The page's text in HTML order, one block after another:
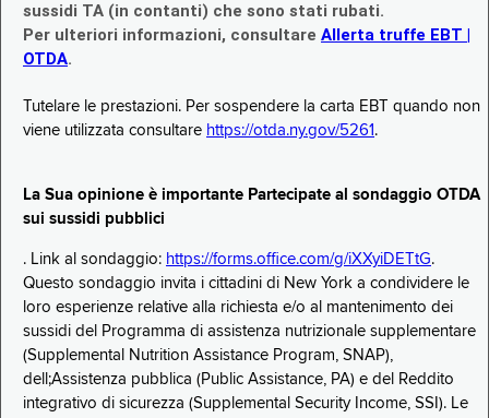
sussidi TA (in contanti) che sono stati rubati.
Per ulteriori informazioni, consultare Allerta truffe EBT |
OTDA.
Tutelare le prestazioni. Per sospendere la carta EBT quando non
viene utilizzata consultare https://otda.ny.gov/5261 .
La Sua opinione è importante Partecipate al sondaggio OTDA
sui sussidi pubblici
. Link al sondaggio: https://forms.office.com/g/iXXyiDETtG.
Questo sondaggio invita i cittadini di New York a condividere le
loro esperienze relative alla richiesta e/o al mantenimento dei
sussidi del Programma di assistenza nutrizionale supplementare
(Supplemental Nutrition Assistance Program, SNAP),
dell;Assistenza pubblica (Public Assistance, PA) e del Reddito
integrativo di sicurezza (Supplemental Security Income, SSI). Le